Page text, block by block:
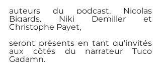
auteurs du podcast, Nicolas
Bigards, Niki Demiller et
Christophe Payet,
seront présents en tant qu'invités
aux côtés du narrateur Tuco
Gadamn.